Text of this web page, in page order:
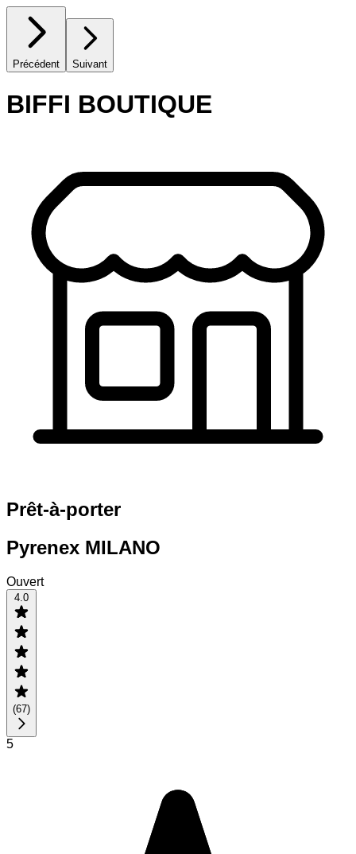
Précédent Suivant
BIFFI BOUTIQUE
Prêt-à-porter
Pyrenex MILANO
Ouvert
4.0
(67)
5